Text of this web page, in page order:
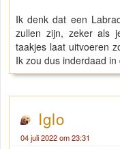
Ik denk dat een
zullen zijn, zeker als
taakjes laat uitvoeren
Ik zou dus inderdaad
Iglo
04 juli 2022 om 23:31